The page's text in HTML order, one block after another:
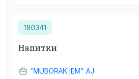
180341
Напитки
"MUBORAK IEM" AJ